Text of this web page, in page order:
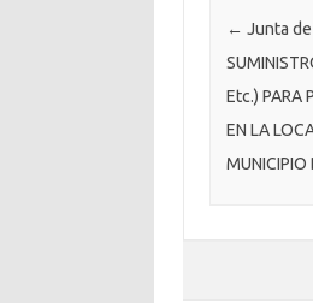
Post
← Junta
Etc.) PARA
EN LA
MUNICIPIO